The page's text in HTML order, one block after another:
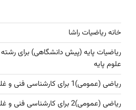
خانه ریاضیات راشا
ریاضیات پایه (پیش دانشگاهی) برای
علوم پایه
ریاضی (عمومی)1 برای کارشناسی فنی و غلوم پایه
ریاضی (عمومی)2 برای کارشناسی فنی و غلوم پایه